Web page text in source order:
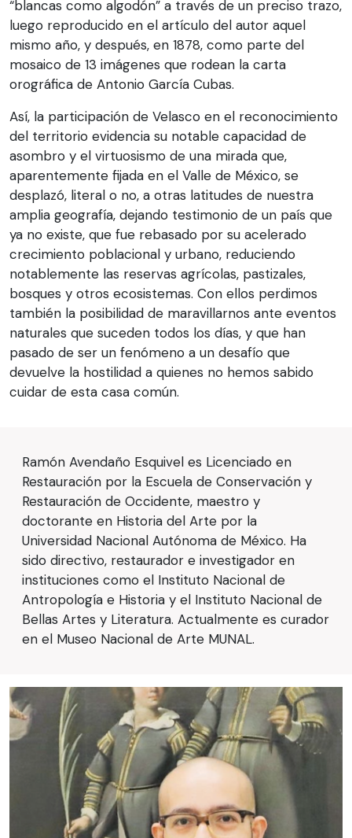
“blancas como algodón” a través de un preciso trazo,
luego reproducido en el artículo del autor aquel
mismo año, y después, en 1878, como parte del
mosaico de 13 imágenes que rodean la carta
orográfica de Antonio García Cubas.
Así, la participación de Velasco en el reconocimiento
del territorio evidencia su notable capacidad de
asombro y el virtuosismo de una mirada que,
aparentemente fijada en el Valle de México, se
desplazó, literal o no, a otras latitudes de nuestra
amplia geografía, dejando testimonio de un país que
ya no existe, que fue rebasado por su acelerado
crecimiento poblacional y urbano, reduciendo
notablemente las reservas agrícolas, pastizales,
bosques y otros ecosistemas. Con ellos perdimos
también la posibilidad de maravillarnos ante eventos
naturales que suceden todos los días, y que han
pasado de ser un fenómeno a un desafío que
devuelve la hostilidad a quienes no hemos sabido
cuidar de esta casa común.
Ramón Avendaño Esquivel es Licenciado en
Restauración por la Escuela de Conservación y
Restauración de Occidente, maestro y
doctorante en Historia del Arte por la
Universidad Nacional Autónoma de México. Ha
sido directivo, restaurador e investigador en
instituciones como el Instituto Nacional de
Antropología e Historia y el Instituto Nacional de
Bellas Artes y Literatura. Actualmente es curador
en el Museo Nacional de Arte MUNAL.